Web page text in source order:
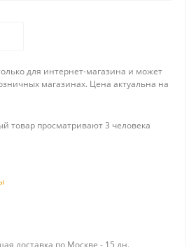
для интернет-магазина и может
магазинах. Цена актуальна на
товар просматривают 3 человека
доставка по Москве - 15 дн.